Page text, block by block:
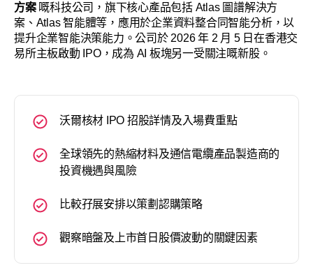
方案嘅科技公司，旗下核心產品包括 Atlas 圖譜解決方
案、Atlas 智能體等，應用於企業資料整合同智能分析，以
提升企業智能決策能力。公司於 2026 年 2 月 5 日在香港交
易所主板啟動 IPO，成為 AI 板塊另一受關注嘅新股。
沃爾核材 IPO 招股詳情及入場費重點
全球領先的熱縮材料及通信電纜產品製造商的
投資機遇與風險
比較孖展安排以策劃認購策略
觀察暗盤及上市首日股價波動的關鍵因素